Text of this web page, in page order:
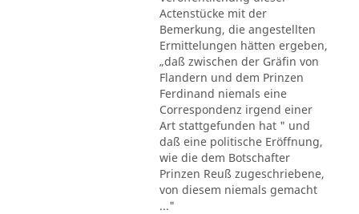
Actenstücke mit der
Bemerkung, die angestellten
Ermittelungen hätten ergeben,
„daß zwischen der Gräfin von
Flandern und dem Prinzen
Ferdinand niemals eine
Correspondenz irgend einer
Art stattgefunden hat " und
daß eine politische Eröffnung,
wie die dem Botschafter
Prinzen Reuß zugeschriebene,
von diesem niemals gemacht
..."